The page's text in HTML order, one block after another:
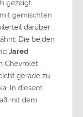
gezeigt
gemischten
darüber
Die beiden
Jared
Chevrolet
gerade zu
In diesem
mit dem